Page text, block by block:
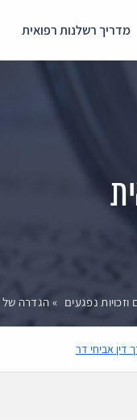
מדריך רשלנות רפואית
נפגעים » הגדרה של
דין אביחי דר